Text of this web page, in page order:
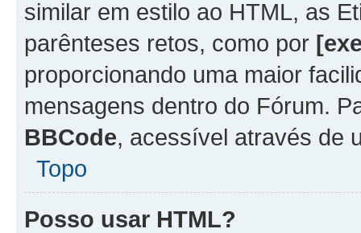
similar em estilo ao HTML, as
parênteses retos, como por
proporcionando uma maior
mensagens dentro do Fórum.
BBCode, acessível através de
Topo
Posso usar HTML?